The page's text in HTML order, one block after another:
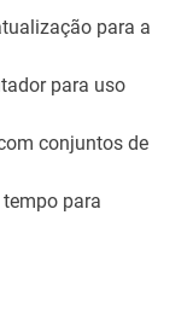
para a
para uso
conjuntos de
para